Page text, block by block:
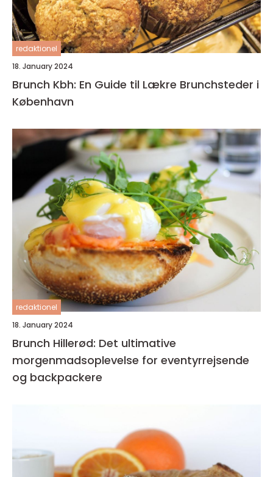
redaktionel
18. January 2024
Brunch Kbh: En Guide til Lækre Brunchsteder i
København
redaktionel
18. January 2024
Brunch Hillerød: Det ultimative
morgenmadsoplevelse for eventyrrejsende
og backpackere